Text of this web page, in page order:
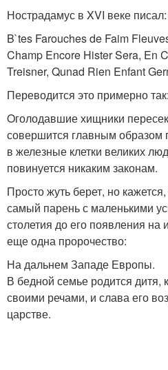
Нострадамус в XVI веке писал:
B`tes Farouches de Faim
Champ Encore Hister Sera, En
Treisner, Qunad Rien Enfant
Переводится это примерно так:
Oголодавшие хищники
совершится главным образом
в железные клетки великих
повинуется никаким законам.
Просто жуть берет, но
самый парень с маленькими
столетия до его появления на
еще одна пророчество:
На дальнем Западе Европы.
В бедной семье родится дитя,
своими речами, и слава его
царстве.